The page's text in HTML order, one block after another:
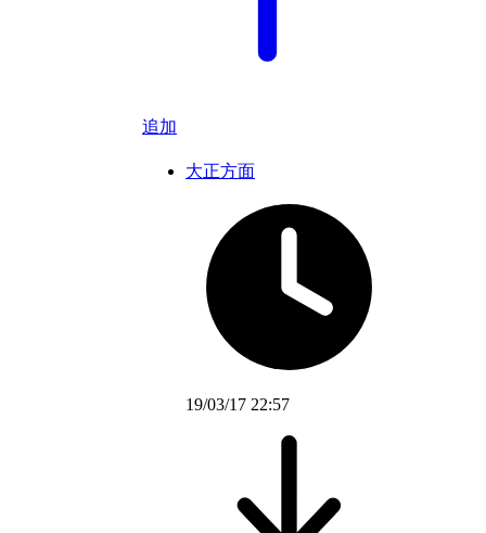
追加
大正方面
19/03/17 22:57